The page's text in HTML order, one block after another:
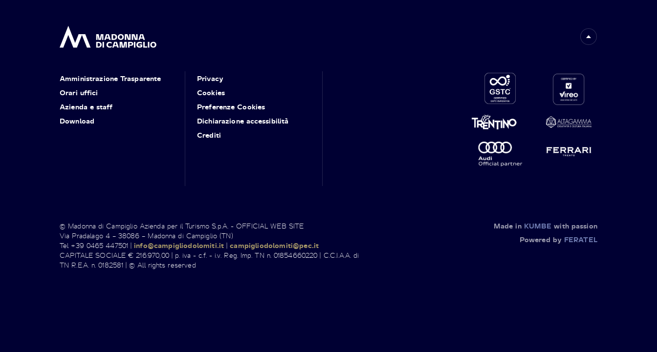
Amministrazione Trasparente
Orari uffici
Azienda e staff
Download
Privacy
Cookies
Preferenze Cookies
Dichiarazione accessibilità
Crediti
© Madonna di Campiglio Azienda per il Turismo S.p.A. - OFFICIAL WEB SITE
Via Pradalago 4 – 38086 – Madonna di Campiglio (TN)
Tel +39 0465 447501 |info@campigliodolomiti.it |campigliodolomiti@pec.it
CAPITALE SOCIALE € 216.970,00 | p. iva - c.f. - i.v. Reg. Imp. TN n. 01854660220 | C.C.I.A.A. di
TN R.E.A. n. 0182581 | © All rights reserved
Made in KUMBE with passion
Powered by FERATEL